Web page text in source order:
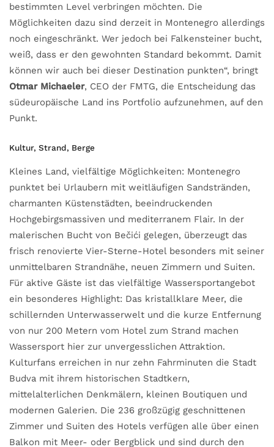
bestimmten Level verbringen möchten. Die
Möglichkeiten dazu sind derzeit in Montenegro allerdings
noch eingeschränkt. Wer jedoch bei Falkensteiner bucht,
weiß, dass er den gewohnten Standard bekommt. Damit
können wir auch bei dieser Destination punkten“, bringt
Otmar Michaeler, CEO der FMTG, die Entscheidung das
südeuropäische Land ins Portfolio aufzunehmen, auf den
Punkt.
Kultur, Strand, Berge
Kleines Land, vielfältige Möglichkeiten: Montenegro
punktet bei Urlaubern mit weitläufigen Sandstränden,
charmanten Küstenstädten, beeindruckenden
Hochgebirgsmassiven und mediterranem Flair. In der
malerischen Bucht von Bečići gelegen, überzeugt das
frisch renovierte Vier-Sterne-Hotel besonders mit seiner
unmittelbaren Strandnähe, neuen Zimmern und Suiten.
Für aktive Gäste ist das vielfältige Wassersportangebot
ein besonderes Highlight: Das kristallklare Meer, die
schillernden Unterwasserwelt und die kurze Entfernung
von nur 200 Metern vom Hotel zum Strand machen
Wassersport hier zur unvergesslichen Attraktion.
Kulturfans erreichen in nur zehn Fahrminuten die Stadt
Budva mit ihrem historischen Stadtkern,
mittelalterlichen Denkmälern, kleinen Boutiquen und
modernen Galerien. Die 236 großzügig geschnittenen
Zimmer und Suiten des Hotels verfügen alle über einen
Balkon mit Meer- oder Bergblick und sind durch den